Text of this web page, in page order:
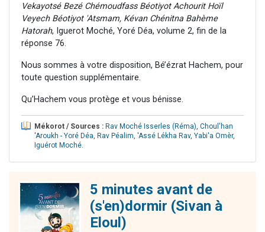
Vekayotsé Bezé Chémoudfass Béotiyot Achourit Hoïl
Veyech Béotiyot 'Atsmam, Kévan Chénitna Bahème
Hatorah, Iguerot Moché, Yoré Déa, volume 2, fin de la
réponse 76.
Nous sommes à votre disposition, Bé’ézrat Hachem, pour
toute question supplémentaire.
Qu’Hachem vous protège et vous bénisse.
Mékorot / Sources : Rav Moché Isserles (Réma), Choul'han
'Aroukh - Yoré Déa, Rav Péalim, 'Assé Lékha Rav, Yabi'a Omèr,
Iguérot Moché.
5 minutes avant de
(s'en)dormir (Sivan à
Eloul)